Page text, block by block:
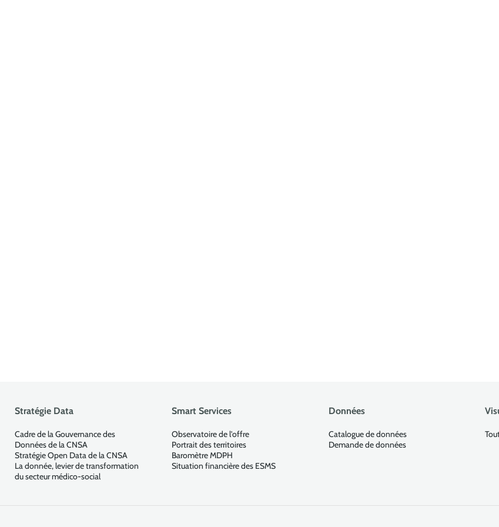
Stratégie Data
Cadre de la Gouvernance des
Données de la CNSA
Stratégie Open Data de la CNSA
La donnée, levier de transformation
du secteur médico-social
Smart Services
Observatoire de l'offre
Portrait des territoires
Baromètre MDPH
Situation financière des ESMS
Données
Catalogue de données
Demande de données